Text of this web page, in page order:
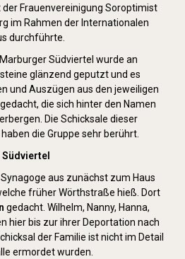
Frauenvereinigung Soroptimist
im Rahmen der Internationalen
durchführte.
Südviertel wurde an
glänzend geputzt und es
und Auszügen aus den jeweiligen
die sich hinter den Namen
Die Schicksale dieser
die Gruppe sehr berührt.
Südviertel
aus zunächst zum Haus
früher Wörthstraße hieß. Dort
gedacht. Wilhelm, Nanny, Hanna,
hier bis zur ihrer Deportation nach
der Familie ist nicht im Detail
ermordet wurden.